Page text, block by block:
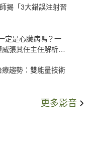
揭「3大錯誤注射習
定是心臟病嗎？一
張其任主任解析支
趨勢：雙能量技術
更多影音